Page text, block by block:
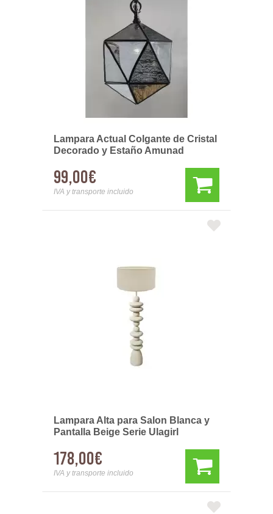
Lampara Actual Colgante de Cristal
Decorado y Estaño Amunad
99,00€
IVA y transporte incluido
Lampara Alta para Salon Blanca y
Pantalla Beige Serie Ulagirl
178,00€
IVA y transporte incluido